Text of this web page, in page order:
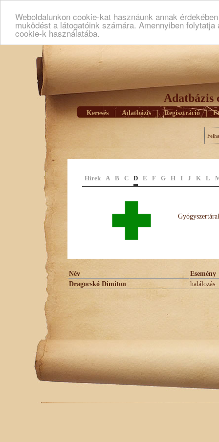
Weboldalunkon cookie-kat hasznáunk annak
muködést a látogatóink számára. Amennyiben
cookie-k használatába.
Adatbázis
Keresés Adatbázis | Regisztráció |
Hírek A B C D E F G H I J K L
Név
Esemény
Dragocskó Dimiton
halálozás